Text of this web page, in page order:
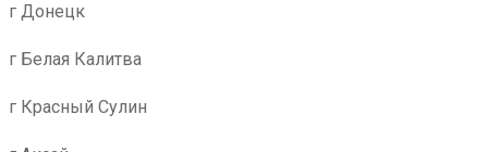
г Донецк
г Белая Калитва
г Красный Сулин